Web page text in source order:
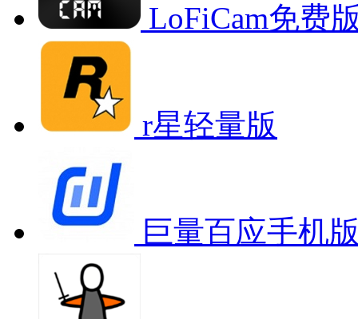
LoFiCam免费
r星轻量版
巨量百应手机